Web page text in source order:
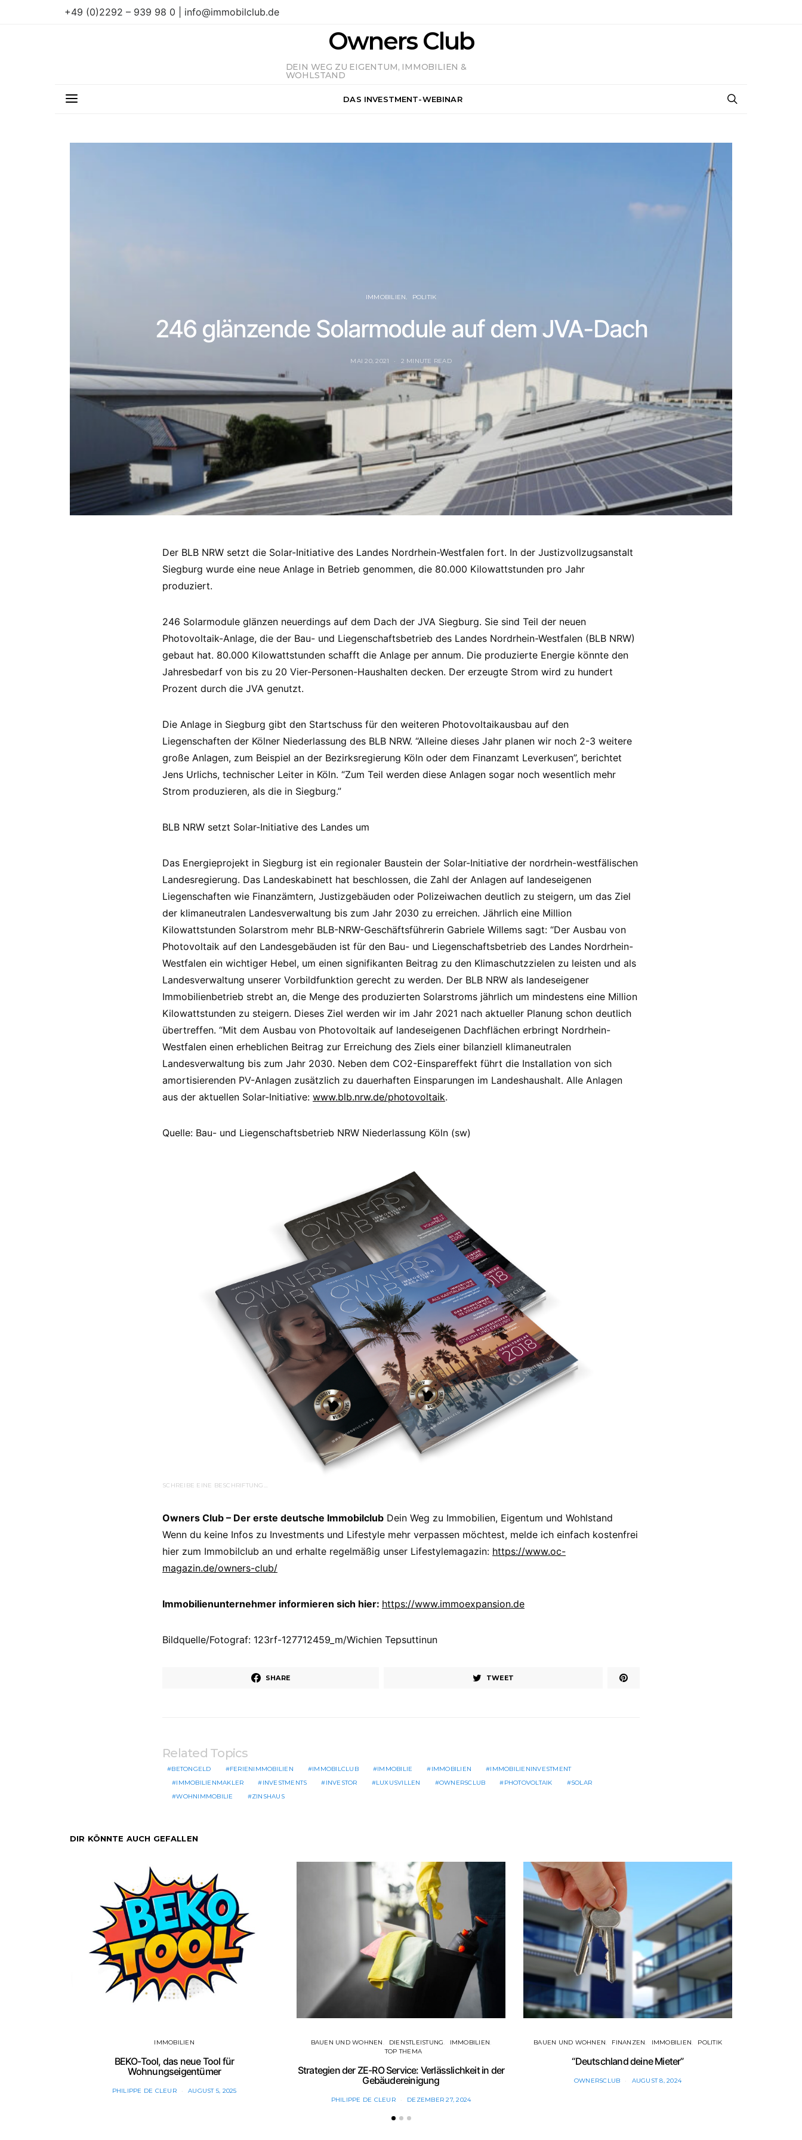
+49 (0)2292 – 939 98 0 | info@immobilclub.de
Owners Club
DEIN WEG ZU EIGENTUM, IMMOBILIEN &
WOHLSTAND
DAS INVESTMENT-WEBINAR
IMMOBILIEN POLITIK
246 glänzende Solarmodule auf dem JVA-Dach
MAI 20, 2021 2 MINUTE READ
Der BLB NRW setzt die Solar-Initiative des Landes Nordrhein-Westfalen fort. In der Justizvollzugsanstalt
Siegburg wurde eine neue Anlage in Betrieb genommen, die 80.000 Kilowattstunden pro Jahr
produziert.
246 Solarmodule glänzen neuerdings auf dem Dach der JVA Siegburg. Sie sind Teil der neuen
Photovoltaik-Anlage, die der Bau- und Liegenschaftsbetrieb des Landes Nordrhein-Westfalen (BLB NRW)
gebaut hat. 80.000 Kilowattstunden schafft die Anlage per annum. Die produzierte Energie könnte den
Jahresbedarf von bis zu 20 Vier-Personen-Haushalten decken. Der erzeugte Strom wird zu hundert
Prozent durch die JVA genutzt.
Die Anlage in Siegburg gibt den Startschuss für den weiteren Photovoltaikausbau auf den
Liegenschaften der Kölner Niederlassung des BLB NRW. “Alleine dieses Jahr planen wir noch 2-3 weitere
große Anlagen, zum Beispiel an der Bezirksregierung Köln oder dem Finanzamt Leverkusen”, berichtet
Jens Urlichs, technischer Leiter in Köln. “Zum Teil werden diese Anlagen sogar noch wesentlich mehr
Strom produzieren, als die in Siegburg.”
BLB NRW setzt Solar-Initiative des Landes um
Das Energieprojekt in Siegburg ist ein regionaler Baustein der Solar-Initiative der nordrhein-westfälischen
Landesregierung. Das Landeskabinett hat beschlossen, die Zahl der Anlagen auf landeseigenen
Liegenschaften wie Finanzämtern, Justizgebäuden oder Polizeiwachen deutlich zu steigern, um das Ziel
der klimaneutralen Landesverwaltung bis zum Jahr 2030 zu erreichen. Jährlich eine Million
Kilowattstunden Solarstrom mehr BLB-NRW-Geschäftsführerin Gabriele Willems sagt: “Der Ausbau von
Photovoltaik auf den Landesgebäuden ist für den Bau- und Liegenschaftsbetrieb des Landes Nordrhein-
Westfalen ein wichtiger Hebel, um einen signifikanten Beitrag zu den Klimaschutzzielen zu leisten und als
Landesverwaltung unserer Vorbildfunktion gerecht zu werden. Der BLB NRW als landeseigener
Immobilienbetrieb strebt an, die Menge des produzierten Solarstroms jährlich um mindestens eine Million
Kilowattstunden zu steigern. Dieses Ziel werden wir im Jahr 2021 nach aktueller Planung schon deutlich
übertreffen. “Mit dem Ausbau von Photovoltaik auf landeseigenen Dachflächen erbringt Nordrhein-
Westfalen einen erheblichen Beitrag zur Erreichung des Ziels einer bilanziell klimaneutralen
Landesverwaltung bis zum Jahr 2030. Neben dem CO2-Einspareffekt führt die Installation von sich
amortisierenden PV-Anlagen zusätzlich zu dauerhaften Einsparungen im Landeshaushalt. Alle Anlagen
aus der aktuellen Solar-Initiative: www.blb.nrw.de/photovoltaik.
Quelle: Bau- und Liegenschaftsbetrieb NRW Niederlassung Köln (sw)
SCHREIBE EINE BESCHRIFTUNG…
Owners Club – Der erste deutsche Immobilclub Dein Weg zu Immobilien, Eigentum und Wohlstand
Wenn du keine Infos zu Investments und Lifestyle mehr verpassen möchtest, melde ich einfach kostenfrei
hier zum Immobilclub an und erhalte regelmäßig unser Lifestylemagazin: https://www.oc-
magazin.de/owners-club/
Immobilienunternehmer informieren sich hier: https://www.immoexpansion.de
Bildquelle/Fotograf: 123rf-127712459_m/Wichien Tepsuttinun
SHARE TWEET
Related Topics
BETONGELD FERIENIMMOBILIEN IMMOBILCLUB IMMOBILIE IMMOBILIEN
IMMOBILIENINVESTMENT
IMMOBILIENMAKLER
INVESTMENTS INVESTOR LUXUSVILLEN OWNERSCLUB PHOTOVOLTAIK
SOLAR
WOHNIMMOBILIE
ZINSHAUS
DIR KÖNNTE AUCH GEFALLEN
IMMOBILIEN
BEKO-Tool, das neue Tool für
Wohnungseigentümer
PHILIPPE DE CLEUR AUGUST 5, 2025
BAUEN UND WOHNEN DIENSTLEISTUNG
IMMOBILIEN
TOP THEMA
Strategien der ZE-RO Service: Verlässlichkeit in der
Gebäudereinigung
PHILIPPE DE CLEUR DEZEMBER 27, 2024
BAUEN UND WOHNEN FINANZEN IMMOBILIEN POLITIK
“Deutschland deine Mieter”
OWNERSCLUB AUGUST 8, 2024